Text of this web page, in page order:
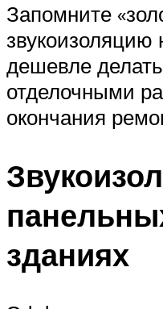
Запомните
звукоизоляцию
дешевле
отделочными
окончания
зданиях